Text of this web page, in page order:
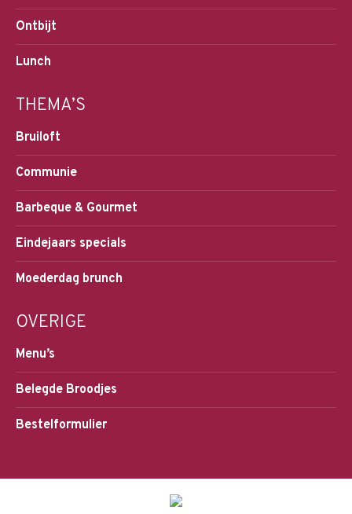
Ontbijt
Lunch
THEMA’S
Bruiloft
Communie
Barbeque & Gourmet
Eindejaars specials
Moederdag brunch
OVERIGE
Menu’s
Belegde Broodjes
Bestelformulier